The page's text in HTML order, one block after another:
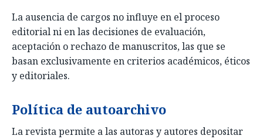
La ausencia de cargos no influye en el proceso
editorial ni en las decisiones de evaluación,
aceptación o rechazo de manuscritos, las que se
basan exclusivamente en criterios académicos, éticos
y editoriales.
Política de autoarchivo
La revista permite a las autoras y autores depositar